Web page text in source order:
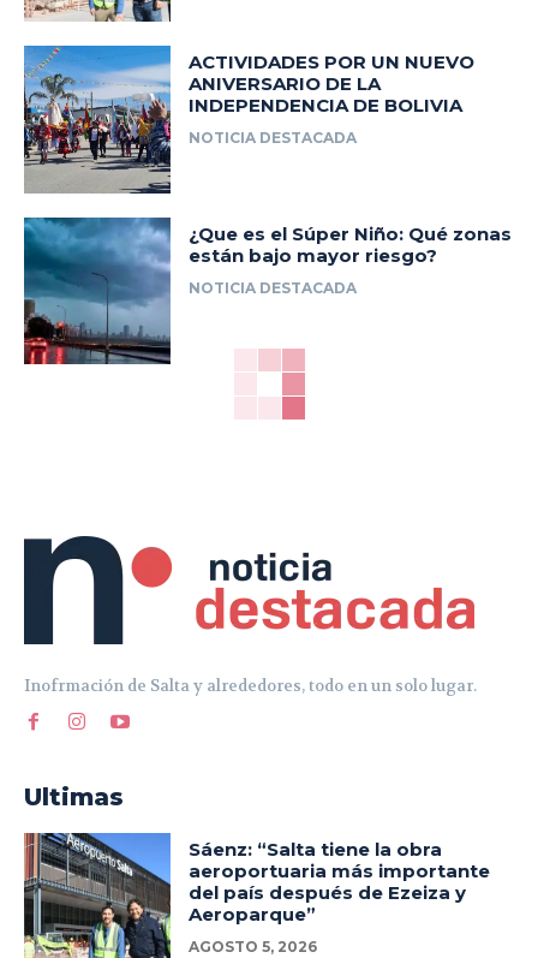
ACTIVIDADES POR UN NUEVO
ANIVERSARIO DE LA
INDEPENDENCIA DE BOLIVIA
NOTICIA DESTACADA
¿Que es el Súper Niño: Qué zonas
están bajo mayor riesgo?
NOTICIA DESTACADA
Inofrmación de Salta y alrededores, todo en un solo lugar.
Ultimas
Sáenz: “Salta tiene la obra
aeroportuaria más importante
del país después de Ezeiza y
Aeroparque”
AGOSTO 5, 2026